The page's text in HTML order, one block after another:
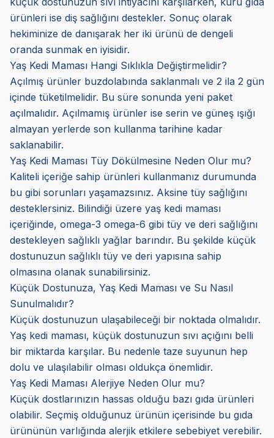
ürünleri ise diş sağlığını destekler. Sonuç olarak
hekiminize de danışarak her iki ürünü de dengeli
oranda sunmak en iyisidir.
Yaş Kedi Maması Hangi Sıklıkla Değiştirmelidir?
Açılmış ürünler buzdolabında saklanmalı ve 2 ila 2 gün
içinde tüketilmelidir. Bu süre sonunda yeni paket
açılmalıdır. Açılmamış ürünler ise serin ve güneş ışığı
almayan yerlerde son kullanma tarihine kadar
saklanabilir.
Yaş Kedi Maması Tüy Dökülmesine Neden Olur mu?
Kaliteli içeriğe sahip ürünleri kullanmanız durumunda
bu gibi sorunları yaşamazsınız. Aksine tüy sağlığını
desteklersiniz. Bilindiği üzere yaş kedi maması
içeriğinde, omega-3 omega-6 gibi tüy ve deri sağlığını
destekleyen sağlıklı yağlar barındır. Bu şekilde küçük
dostunuzun sağlıklı tüy ve deri yapısına sahip
olmasına olanak sunabilirsiniz.
Küçük Dostunuza, Yaş Kedi Maması ve Su Nasıl
Sunulmalıdır?
Küçük dostunuzun ulaşabileceği bir noktada olmalıdır.
Yaş kedi maması, küçük dostunuzun sıvı açığını belli
bir miktarda karşılar. Bu nedenle taze suyunun hep
dolu ve ulaşılabilir olması oldukça önemlidir.
Yaş Kedi Maması Alerjiye Neden Olur mu?
Küçük dostlarınızın hassas olduğu bazı gıda ürünleri
olabilir. Seçmiş olduğunuz ürünün içerisinde bu gıda
ürününün varlığında alerjik etkilere sebebiyet verebilir.